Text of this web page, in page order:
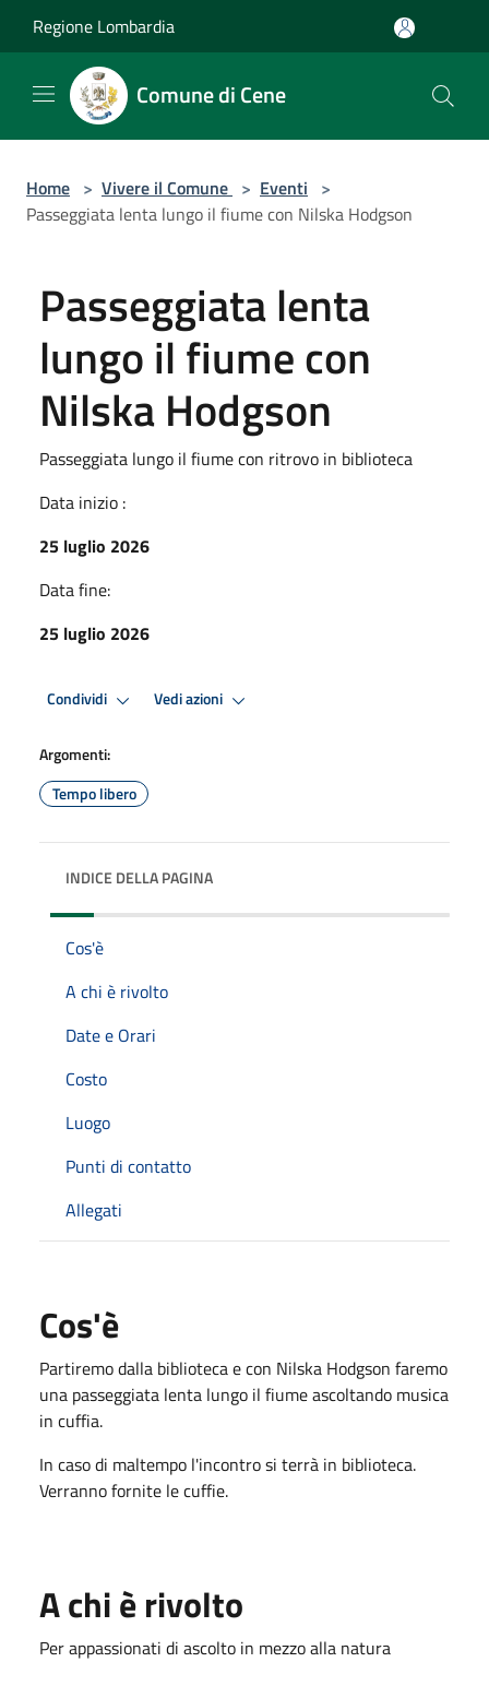
Regione Lombardia
Comune di Cene
Home > Vivere il Comune > Eventi >
Passeggiata lenta lungo il fiume con Nilska Hodgson
Passeggiata lenta
lungo il fiume con
Nilska Hodgson
Passeggiata lungo il fiume con ritrovo in biblioteca
Data inizio :
25 luglio 2026
Data fine:
25 luglio 2026
Condividi Vedi azioni
Argomenti:
Tempo libero
INDICE DELLA PAGINA
Cos'è
A chi è rivolto
Date e Orari
Costo
Luogo
Punti di contatto
Allegati
Cos'è
Partiremo dalla biblioteca e con Nilska Hodgson faremo
una passeggiata lenta lungo il fiume ascoltando musica
in cuffia.
In caso di maltempo l'incontro si terrà in biblioteca.
Verranno fornite le cuffie.
A chi è rivolto
Per appassionati di ascolto in mezzo alla natura